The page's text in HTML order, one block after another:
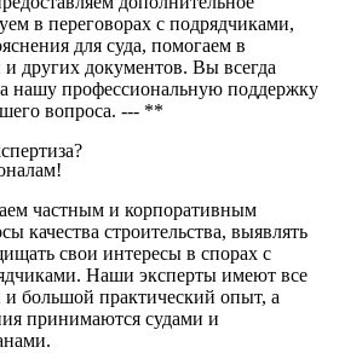
в переговорах с подрядчиками,
для суда, помогаем в
и других документов. Вы всегда
нашу профессиональную поддержку
вопроса. --- **
частным и корпоративным
качества строительства, выявлять
свои интересы в спорах с
Наши эксперты имеют все
большой практический опыт, а
принимаются судами и